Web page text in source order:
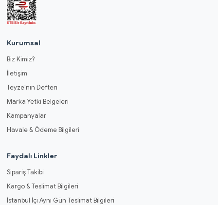
Kurumsal
Biz Kimiz?
İletişim
Teyze'nin Defteri
Marka Yetki Belgeleri
Kampanyalar
Havale & Ödeme Bilgileri
Faydalı Linkler
Sipariş Takibi
Kargo & Teslimat Bilgileri
İstanbul İçi Aynı Gün Teslimat Bilgileri